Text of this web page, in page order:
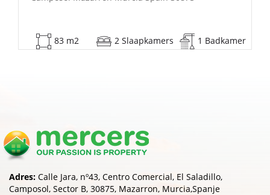
0 m2 2 Slaapkamers 1 Badkamer
Adres: Calle Jara, nº43, Centro Comercial, El Saladillo,
Camposol, Sector B, 30875, Mazarron, Murcia,Spanje